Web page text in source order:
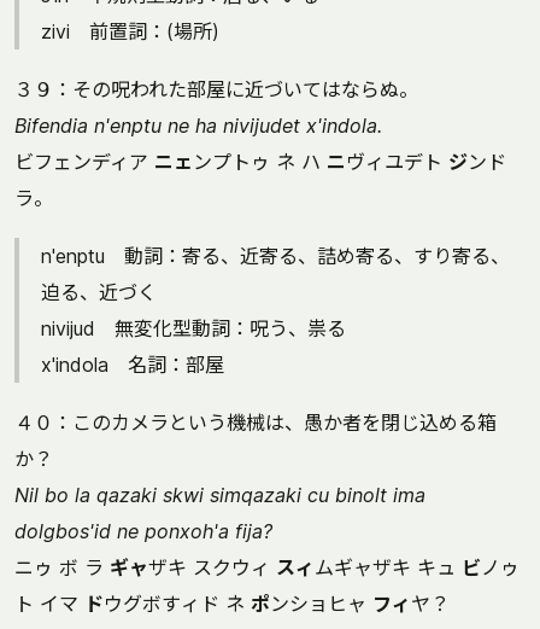
zivi 前置詞：(場所)
３９：その呪われた部屋に近づいてはならぬ。
Bifendia n'enptu ne ha nivijudet x'indola.
ビフェンディア ニェ ンプトゥ ネ ハ ニ ヴィユデト ジンド
ラ。
n'enptu 動詞：寄る、近寄る、詰め寄る、すり寄る、
迫る、近づく
nivijud 無変化型動詞：呪う、祟る
x'indola 名詞：部屋
４０：このカメラという機械は、愚か者を閉じ込める箱
か？
Nil bo la qazaki skwi simqazaki cu binolt ima
dolgbos'id ne ponxoh'a fija?
ニゥ ボ ラ ギャザキ スクウィ スィ ムギャザキ キュ ビノゥ
ト イマ ドウグボすィド ネ ポンショヒャ フィ ヤ？